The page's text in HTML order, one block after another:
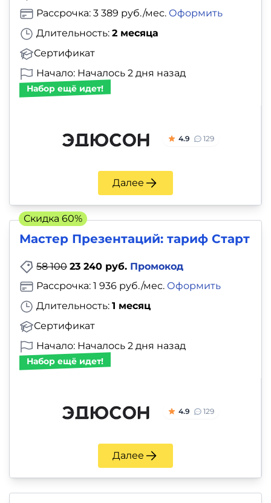
Длительность: 2 месяца
Сертификат
Рассрочка: 3 389 руб./мес. Оформить
Начало: Началось 2 дня назад
Набор ещё идет!
4.9 129
Далее
Мастер Презентаций: тариф Старт
58 100 23 240 руб. Промокод
Длительность: 1 месяц
Сертификат
Рассрочка: 1 936 руб./мес. Оформить
Начало: Началось 2 дня назад
Набор ещё идет!
4.9 129
Далее
Скидка 60%
профориентацию